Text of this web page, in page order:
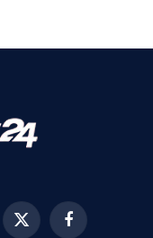
فيسبوك X